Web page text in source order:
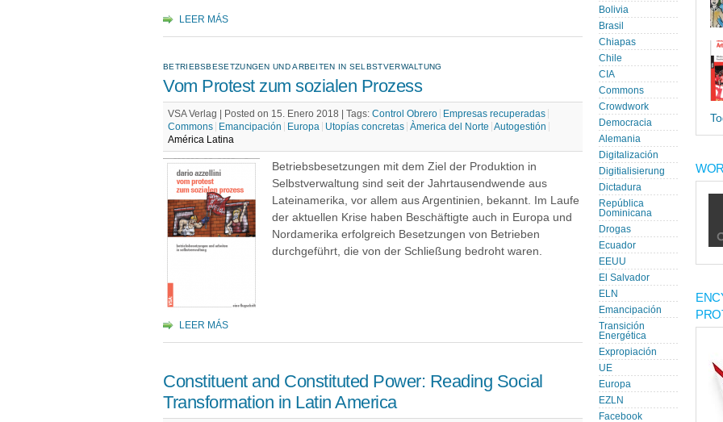
LEER MÁS
BETRIEBSBESETZUNGEN UND ARBEITEN IN SELBSTVERWALTUNG
Vom Protest zum sozialen Prozess
VSA Verlag | Posted on 15. Enero 2018 | Tags: Control Obrero
Empresas recuperadas
Commons
Emancipación Europa Utopías concretas Àmerica del Norte Autogestión
América Latina
Betriebsbesetzungen mit dem Ziel der Produktion in
Selbstverwaltung sind seit der Jahrtausend­wende aus
Lateinamerika, vor allem aus Argentinien, bekannt. Im Laufe
der aktuellen Krise haben Beschäftigte auch in Europa und
Nordamerika erfolgreich Besetzungen von Betrieben
durchgeführt, die von der Schließung bedroht waren.
LEER MÁS
Constituent and Constituted Power: Reading Social
Transformation in Latin America
Bolivia
Brasil
Chiapas
Chile
CIA
Commons
Crowdwork
Democracia
Alemania
Digitalización
Digitialisierung
Dictadura
República
Dominicana
Drogas
Ecuador
EEUU
El Salvador
ELN
Emancipación
Transición
Energética
Expropiación
UE
Europa
EZLN
Facebook